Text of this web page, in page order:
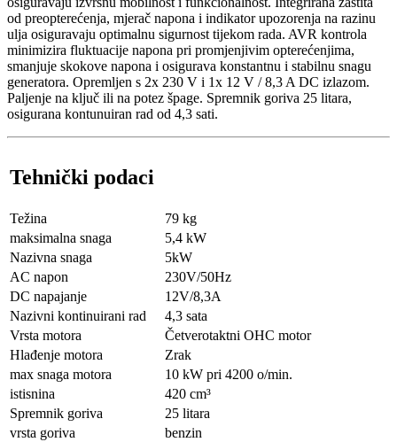
od preopterećenja, mjerač napona i indikator upozorenja na razinu
ulja osiguravaju optimalnu sigurnost tijekom rada. AVR kontrola
minimizira fluktuacije napona pri promjenjivim opterećenjima,
smanjuje skokove napona i osigurava konstantnu i stabilnu snagu
generatora. Opremljen s 2x 230 V i 1x 12 V / 8,3 A DC izlazom.
Paljenje na ključ ili na potez špage. Spremnik goriva 25 litara,
osigurana kontunuiran rad od 4,3 sati.
Tehnički podaci
Težina
79 kg
maksimalna snaga
5,4 kW
Nazivna snaga
5kW
AC napon
230V/50Hz
DC napajanje
12V/8,3A
Nazivni kontinuirani rad
4,3 sata
Vrsta motora
Četverotaktni OHC motor
Hlađenje motora
Zrak
max snaga motora
10 kW pri 4200 o/min.
istisnina
420 cm³
Spremnik goriva
25 litara
vrsta goriva
benzin